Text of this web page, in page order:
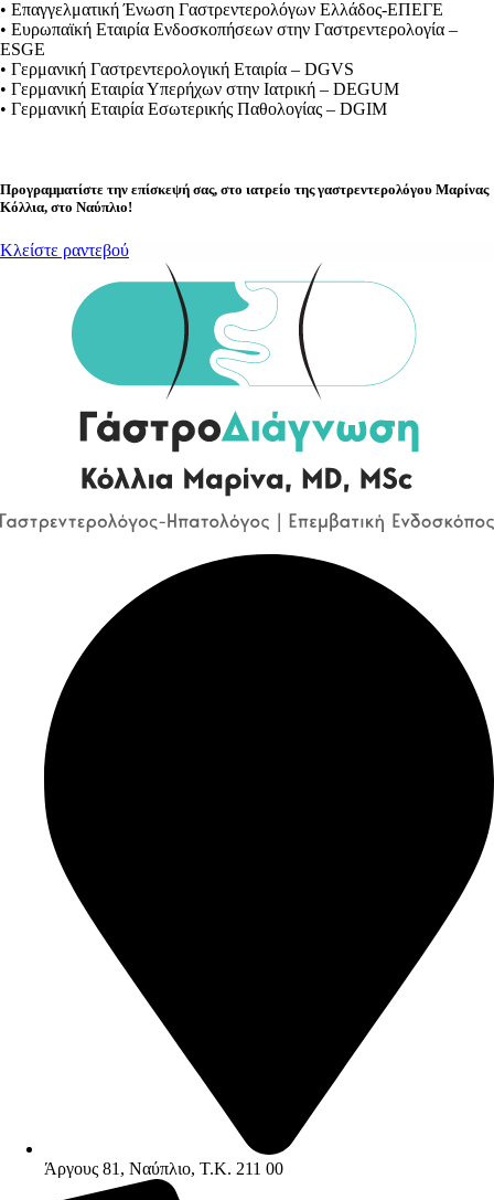
• Επαγγελματική Ένωση Γαστρεντερολόγων Ελλάδος-ΕΠΕΓΕ
• Ευρωπαϊκή Εταιρία Ενδοσκοπήσεων στην Γαστρεντερολογία –
ESGE
• Γερμανική Γαστρεντερολογική Εταιρία – DGVS
• Γερμανική Εταιρία Υπερήχων στην Ιατρική – DEGUM
• Γερμανική Εταιρία Εσωτερικής Παθολογίας – DGIM
Προγραμματίστε την επίσκεψή σας, στο ιατρείο τηςγαστρεντερολόγου Μαρίνας
Κόλλια, στο Ναύπλιο!
Κλείστε ραντεβού
Άργους 81, Ναύπλιο, Τ.Κ. 211 00